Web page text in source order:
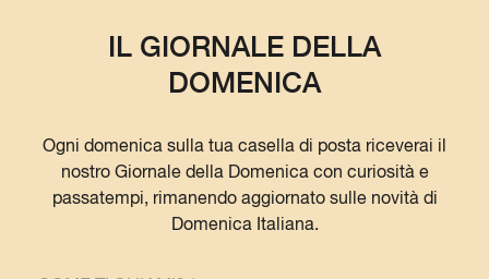
IL GIORNALE DELLA
DOMENICA
Ogni domenica sulla tua casella di posta riceverai il
nostro Giornale della Domenica con curiosità e
passatempi, rimanendo aggiornato sulle novità di
Domenica Italiana.